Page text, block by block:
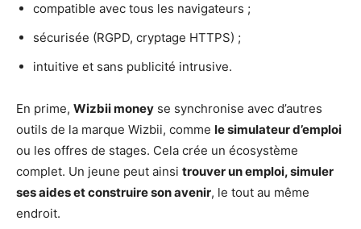
compatible avec tous les navigateurs ;
sécurisée (RGPD, cryptage HTTPS) ;
intuitive et sans publicité intrusive.
En prime, Wizbii money se synchronise avec d’autres
outils de la marque Wizbii, comme le simulateur d’emploi
ou les offres de stages. Cela crée un écosystème
complet. Un jeune peut ainsi trouver un emploi, simuler
ses aides et construire son avenir, le tout au même
endroit.